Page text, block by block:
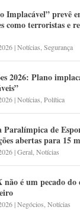
Implacável” prevê
como terroristas e
|Notícias,Segurança
2026: Plano
|Notícias,Política
Paralímpica de
abertas para 15
|Geral,Notícias
não é um pecado
|Negócios,Notícias